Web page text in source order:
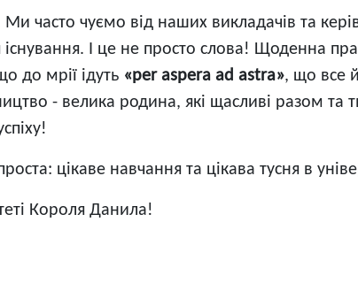
часто чуємо від наших викладачів та
І це не просто слова! Щоденна
до мрії ідуть «per aspera ad astra», що все
- велика родина, які щасливі разом та
цікаве навчання та цікава тусня в
Короля Данила!